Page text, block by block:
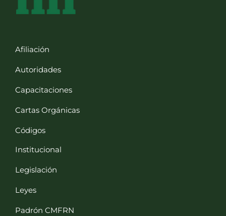
Afiliación
Autoridades
Capacitaciones
Cartas Orgánicas
Códigos
Institucional
Legislación
Leyes
Padrón CMFRN